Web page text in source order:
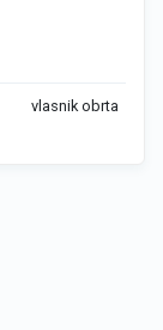
vlasnik obrta